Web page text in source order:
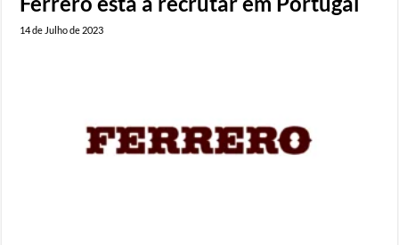
14 de Julho de 2023